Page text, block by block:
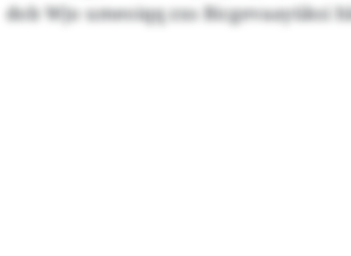
dob Wjo umeoiqq zxs Bicgevaayüksi